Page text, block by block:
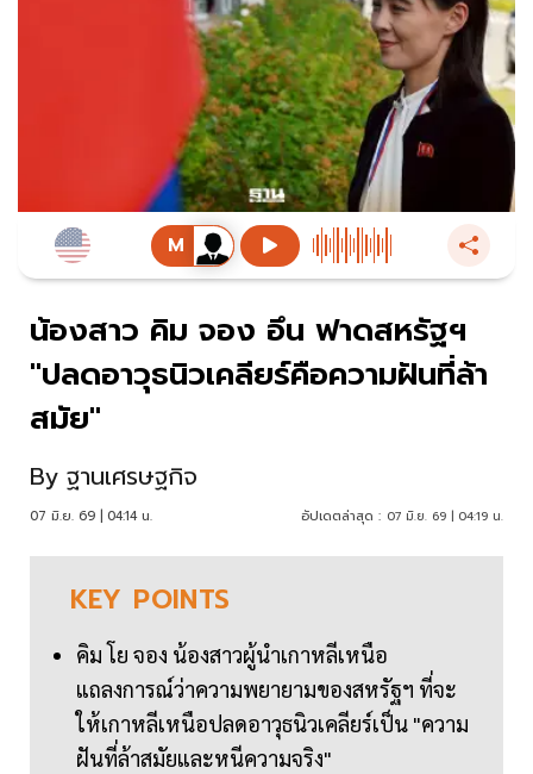
น้องสาว คิม จอง อึน ฟาดสหรัฐฯ
"ปลดอาวุธนิวเคลียร์คือความฝันที่ล้า
สมัย"
By ฐานเศรษฐกิจ
07 มิ.ย. 69 | 04:14 น. อัปเดตล่าสุด : 07 มิ.ย. 69 | 04:19 น.
KEY POINTS
คิม โย จอง น้องสาวผู้นำเกาหลีเหนือ
แถลงการณ์ว่าความพยายามของสหรัฐฯ ที่จะ
ให้เกาหลีเหนือปลดอาวุธนิวเคลียร์เป็น "ความ
ฝันที่ล้าสมัยและหนีความจริง"